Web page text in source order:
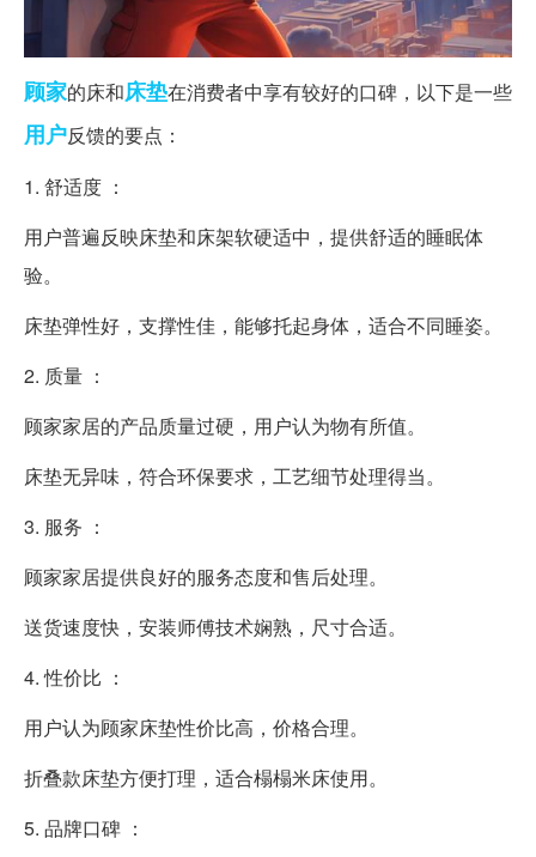
顾家的床和床垫在消费者中享有较好的口碑，以下是一些
用户反馈的要点：
1. 舒适度 ：
用户普遍反映床垫和床架软硬适中，提供舒适的睡眠体
验。
床垫弹性好，支撑性佳，能够托起身体，适合不同睡姿。
2. 质量 ：
顾家家居的产品质量过硬，用户认为物有所值。
床垫无异味，符合环保要求，工艺细节处理得当。
3. 服务 ：
顾家家居提供良好的服务态度和售后处理。
送货速度快，安装师傅技术娴熟，尺寸合适。
4. 性价比 ：
用户认为顾家床垫性价比高，价格合理。
折叠款床垫方便打理，适合榻榻米床使用。
5. 品牌口碑 ：